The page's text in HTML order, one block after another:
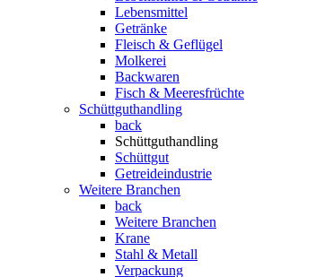
Lebensmittel
Getränke
Fleisch & Geflügel
Molkerei
Backwaren
Fisch & Meeresfrüchte
Schüttguthandling
back
Schüttguthandling
Schüttgut
Getreideindustrie
Weitere Branchen
back
Weitere Branchen
Krane
Stahl & Metall
Verpackung